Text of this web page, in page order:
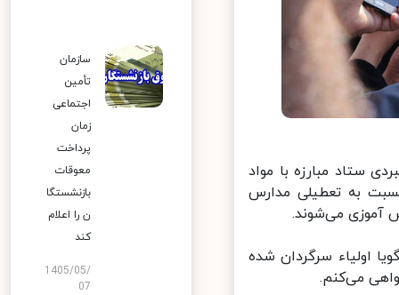
مبارزه با مواد
به تعطیلی مدارس
می‌شوند.
اولیاء سرگردان شده
می‌کنم.
سازمان
تأمین
اجتماعی
زمان
پرداخت
معوقات
بازنشستگا
ن را اعلام
کند
1405/05/
07